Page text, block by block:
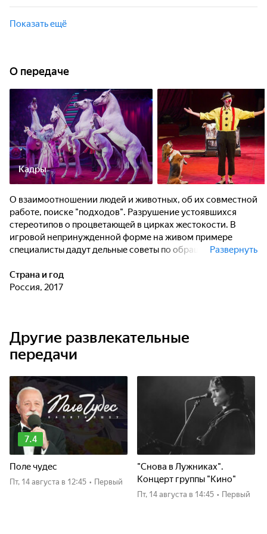
игровой непринужденной форме на живом примере
или иными животными.
О взаимоотношении людей и животных, об их совместной
работе, поиске "подходов". Разрушение устоявшихся
стереотипов о процветающей в цирках жестокости. В
Показать ещё
О передаче
Кадры
О взаимоотношении людей и животных, об их совместной
работе, поиске "подходов". Разрушение устоявшихся
стереотипов о процветающей в цирках жестокости. В
игровой непринужденной форме на живом примере
специалисты дадут дельные советы по обращению с теми
Развернуть
Страна и год
Россия, 2017
Другие развлекательные
передачи
7.4
Поле чудес
пт, 14 августа в 12:45 • Первый
"Снова в Лужниках".
Концерт группы "Кино"
пт, 14 августа в 14:45 • Первый